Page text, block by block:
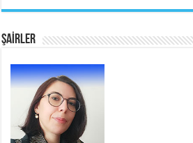
SATILMIŞ ÜMİT ÇETİNKAYA
ŞAİRLER